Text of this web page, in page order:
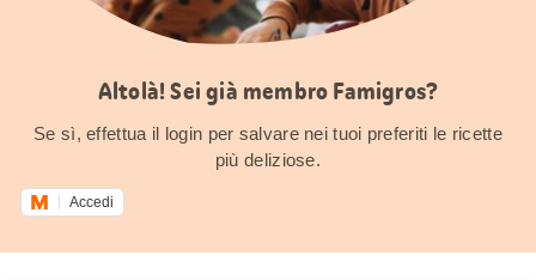
Altolà! Sei già membro Famigros?
Se sì, effettua il login per salvare nei tuoi preferiti le ricette
più deliziose.
Accedi